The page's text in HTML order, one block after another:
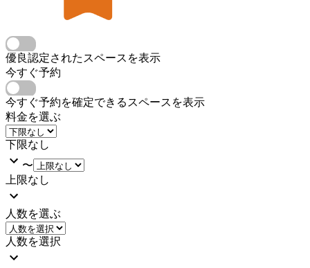
優良認定されたスペースを表示
今すぐ予約
今すぐ予約を確定できるスペースを表示
料金を選ぶ
下限なし
〜
上限なし
人数を選ぶ
人数を選択